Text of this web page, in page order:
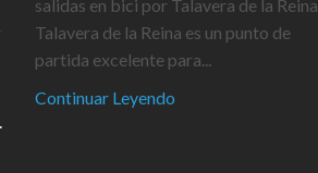
salidas en bici por Talavera de la Reina
Talavera de la Reina es un punto de
partida excelente para...
Continuar Leyendo